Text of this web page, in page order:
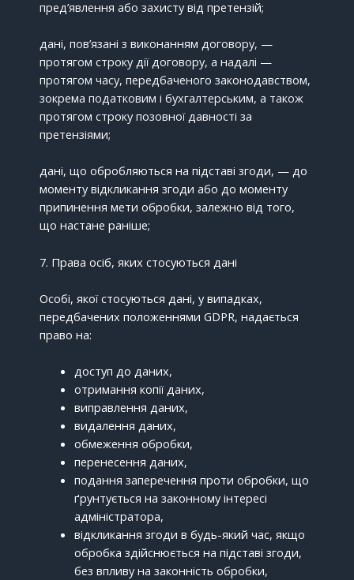
пред’явлення або захисту від претензій;
дані, пов’язані з виконанням договору, —
протягом строку дії договору, а надалі —
протягом часу, передбаченого законодавством,
зокрема податковим і бухгалтерським, а також
протягом строку позовної давності за
претензіями;
дані, що обробляються на підставі згоди, — до
моменту відкликання згоди або до моменту
припинення мети обробки, залежно від того,
що настане раніше;
7. Права осіб, яких стосуються дані
Особі, якої стосуються дані, у випадках,
передбачених положеннями GDPR, надається
право на:
доступ до даних,
отримання копії даних,
виправлення даних,
видалення даних,
обмеження обробки,
перенесення даних,
подання заперечення проти обробки, що
ґрунтується на законному інтересі
адміністратора,
відкликання згоди в будь-який час, якщо
обробка здійснюється на підставі згоди,
без впливу на законність обробки,